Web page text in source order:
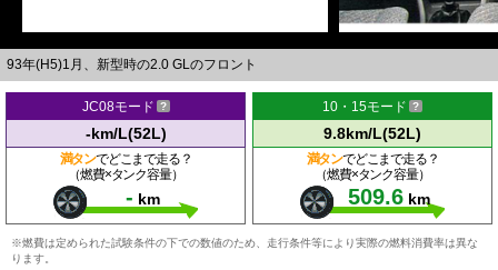
93年(H5)1月、新型時の2.0 GLのフロント
JC08モード
-km/L(52L)
満タンでどこまで走る？
（燃費×タンク容量）
- km
10・15モード
9.8km/L(52L)
満タンでどこまで走る？
（燃費×タンク容量）
509.6 km
※燃費は定められた試験条件の下での数値のため、走行条件等により実際の燃料消費率は異な
ります。